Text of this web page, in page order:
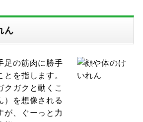
ん
足の筋肉に勝手
を指します。
クガクと動くこ
）を想像される
が、ぐーっと力